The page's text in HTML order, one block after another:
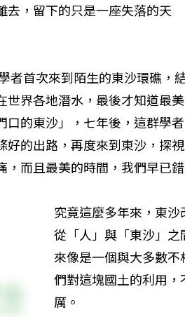
去，留下的只是一座失落的天
者首次來到陌生的東沙環礁，
世界各地潛水，最後才知道最美
口的東沙」，七年後，這群學者
好的出路，再度來到東沙，探
而且最美的時間，我們早已錯
究竟這麼多年來，東
從「人」與「東沙」
來像是一個與大多數
們對這塊國土的利用
厲。